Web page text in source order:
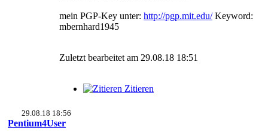
mein PGP-Key unter: http://pgp.mit.edu/Keyword:
mbernhard1945
Zuletzt bearbeitet am 29.08.18 18:51
Zitieren
29.08.18 18:56
Pentium4User